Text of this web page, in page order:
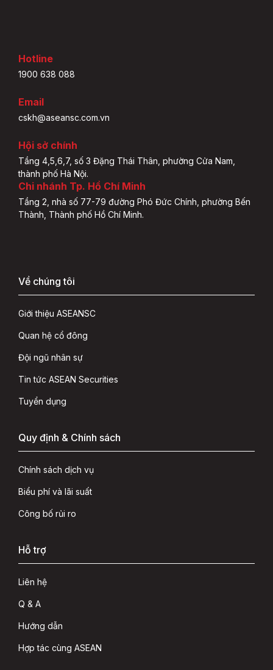
Hotline
1900 638 088
Email
cskh@aseansc.com.vn
Hội sở chính
Tầng 4,5,6,7, số 3 Đặng Thái Thân, phường Cửa Nam,
thành phố Hà Nội.
Chi nhánh Tp. Hồ Chí Minh
Tầng 2, nhà số 77-79 đường Phó Đức Chính, phường Bến
Thành, Thành phố Hồ Chí Minh.
Về chúng tôi
Giới thiệu ASEANSC
Quan hệ cổ đông
Đội ngũ nhân sự
Tin tức ASEAN Securities
Tuyển dụng
Quy định & Chính sách
Chính sách dịch vụ
Biểu phí và lãi suất
Công bố rủi ro
Hỗ trợ
Liên hệ
Q & A
Hướng dẫn
Hợp tác cùng ASEAN